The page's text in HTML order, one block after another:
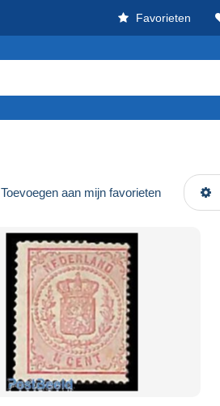
Favorieten
Toevoegen aan mijn favorieten